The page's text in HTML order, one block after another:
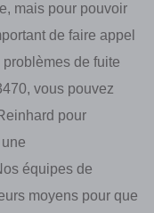
mais pour pouvoir
de faire appel
de fuite
vous pouvez
pour
équipes de
moyens pour que